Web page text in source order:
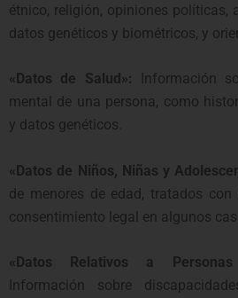
étnico, religión, opiniones políticas,
datos genéticos y biométricos, y
«Datos de Salud»:
Información
mental de una persona, como
y datos genéticos.
«Datos de Niños, Niñas y
de menores de edad, tratados
consentimiento legal en algunos
«Datos Relativos a Personas
Información sobre